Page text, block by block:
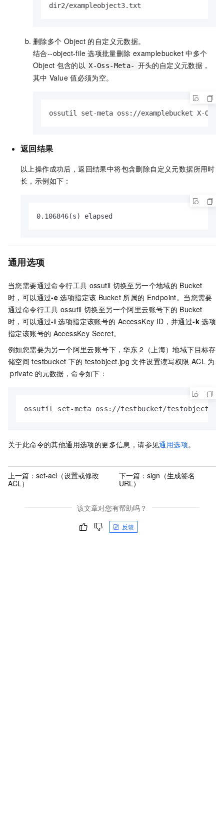
dir2/exampleobject3.txt
删除多个 Object 的自定义元数据。
结合--object-file 选项批量删除 examplebucket 中多个
Object 包含的以 X-Oss-Meta- 开头的自定义元数据，
其中 Value 值必须为空。
ossutil set-meta oss://examplebucket X-
返回结果
以上操作成功后，返回结果中将包含删除自定义元数据所用时
长，示例如下：
0.106846(s) elapsed
通用选项
当您需要通过命令行工具 ossutil 切换至另一个地域的 Bucket
时，可以通过-e 选项指定该 Bucket 所属的 Endpoint。当您需要
通过命令行工具 ossutil 切换至另一个阿里云账号下的 Bucket
时，可以通过-i 选项指定该账号的 AccessKey ID，并通过-k 选项
指定该账号的 AccessKey Secret。
例如您需要为另一个阿里云账号下，华东 2（上海）地域下目标存
储空间 testbucket 下的 testobject.jpg 文件设置读写权限 ACL 为
private 的元数据，命令如下：
ossutil set-meta oss://testbucket/testobject.jpg
关于此命令的其他通用选项的更多信息，请参见通用选项。
上一篇： set-acl（设置或修改
ACL）
下一篇：sign（生成签名
URL）
该文章对您有帮助吗？
反馈